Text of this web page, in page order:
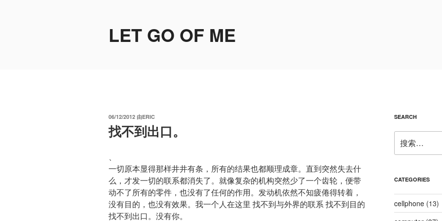
LET GO OF ME
发
布
于
06/12/2012 由ERIC
找不到出口。
、
一切原本显得那样井井有条，所有的结果也都顺理成章。直到突然失去什
么，才发一切的联系都消失了。就像复杂的机构突然少了一个齿轮，便带
动不了所有的零件，也没有了任何的作用。发动机依然不知疲倦得转着，
没有目的，也没有效果。我一个人在这里 找不到与外界的联系 找不到目的
找不到出口。没有你。
SEARCH
索：
CATEGORIES
cellphone(13)